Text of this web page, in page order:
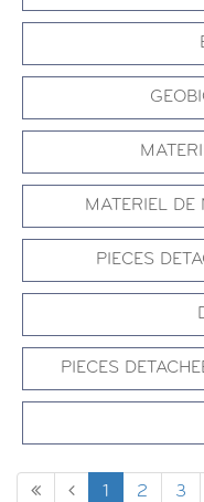
MATERIEL DE
PIECES
PIECES
1 2 3